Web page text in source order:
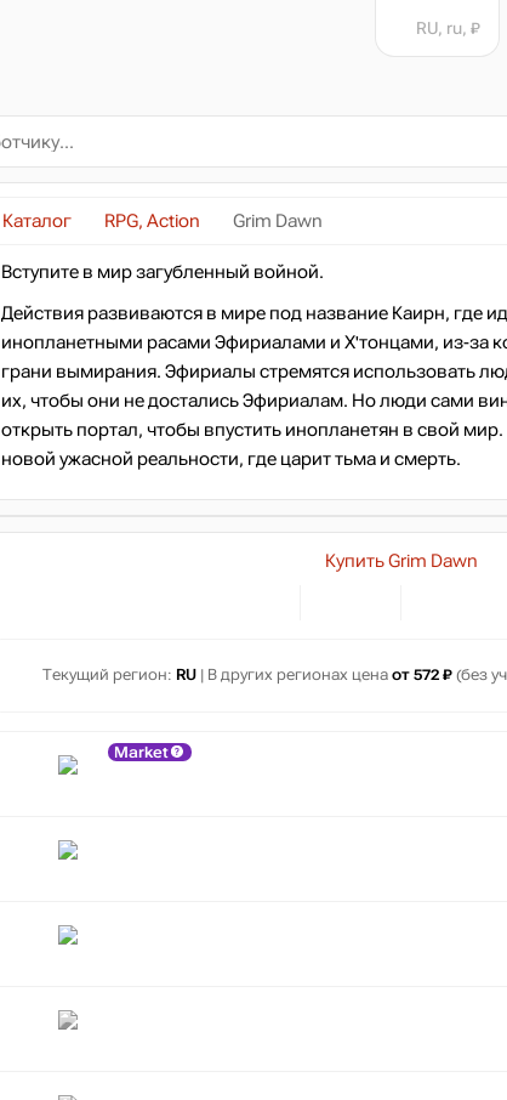
RU, ru, ₽
Каталог RPG, Action Grim Dawn
Вступите в мир загубленный войной.
Действия развиваются в мире под название Каирн, где
инопланетными расами Эфириалами и Х'тонцами, из-за
грани вымирания. Эфириалы стремятся использовать
их, чтобы они не достались Эфириалам. Но люди сами
открыть портал, чтобы впустить инопланетян в свой
новой ужасной реальности, где царит тьма и смерть.
Купить Grim Dawn
Текущий регион: RU | В других регионах цена от 572 ₽ (без
Market